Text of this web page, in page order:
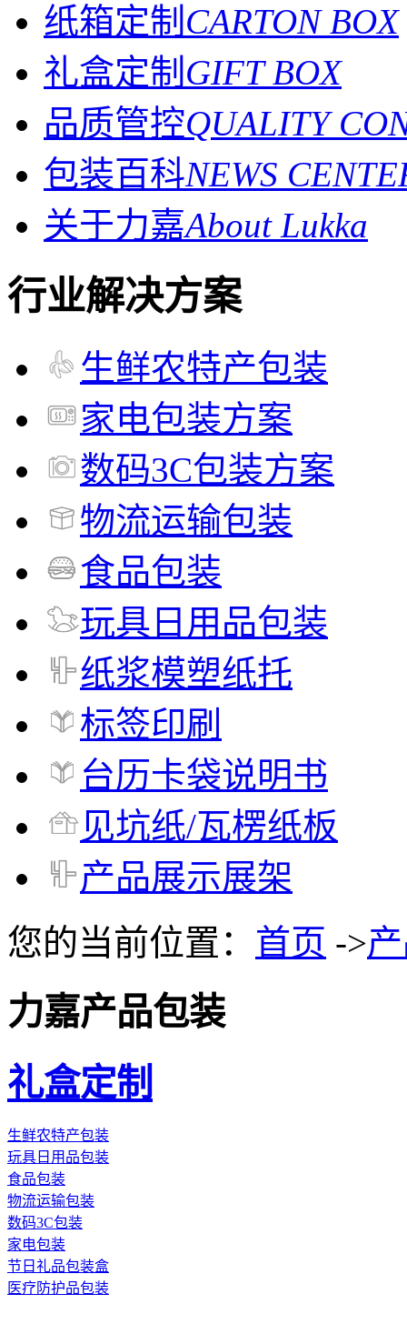
纸箱定制 CARTON BOX
礼盒定制 GIFT BOX
品质管控QUALITY
包装百科NEWS
关于力嘉About Lukka
行业解决方案
生鲜农特产包装
家电包装方案
数码3C包装方案
物流运输包装
食品包装
玩具日用品包装
纸浆模塑纸托
标签印刷
台历卡袋说明书
见坑纸/瓦楞纸板
产品展示展架
您的当前位置： 首页 ->
力嘉产品包装
礼盒定制
生鲜农特产包装
玩具日用品包装
食品包装
物流运输包装
数码3C包装
家电包装
节日礼品包装盒
医疗防护品包装